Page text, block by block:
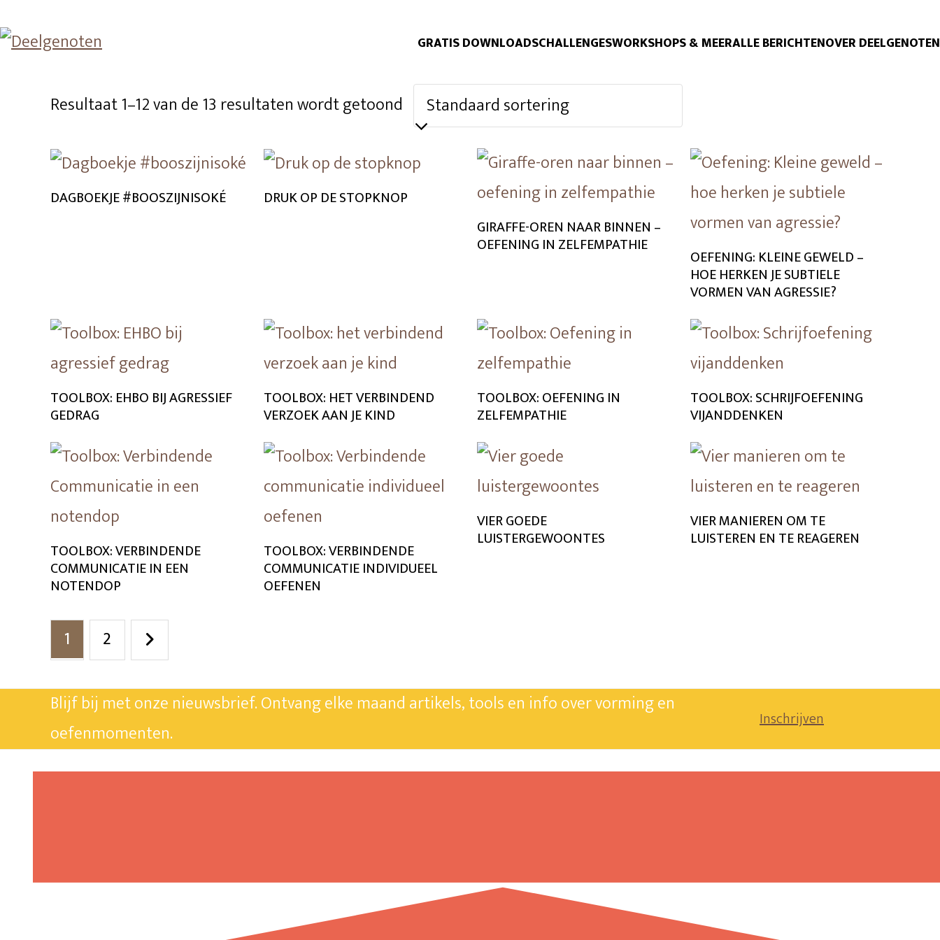
to
GRATIS DOWNLOADSCHALLENGESWORKSHOPS & MEERALLE BERICHTENOVER DEELGENOTEN
Resultaat 1–12 van de 13 resultaten wordt getoond
DAGBOEKJE #BOOSZIJNISOKÉ
DRUK OP DE STOPKNOP
GIRAFFE-OREN NAAR BINNEN –
OEFENING IN ZELFEMPATHIE
OEFENING: KLEINE GEWELD –
HOE HERKEN JE SUBTIELE
VORMEN VAN AGRESSIE?
TOOLBOX: EHBO BIJ AGRESSIEF
GEDRAG
TOOLBOX: HET VERBINDEND
VERZOEK AAN JE KIND
TOOLBOX: OEFENING IN
ZELFEMPATHIE
TOOLBOX: SCHRIJFOEFENING
VIJANDDENKEN
TOOLBOX: VERBINDENDE
COMMUNICATIE IN EEN
NOTENDOP
TOOLBOX: VERBINDENDE
COMMUNICATIE INDIVIDUEEL
OEFENEN
VIER GOEDE
LUISTERGEWOONTES
VIER MANIEREN OM TE
LUISTEREN EN TE REAGEREN
1 2
Blijf bij met onze nieuwsbrief. Ontvang elke maand artikels, tools en info over vorming en
oefenmomenten.
Inschrijven